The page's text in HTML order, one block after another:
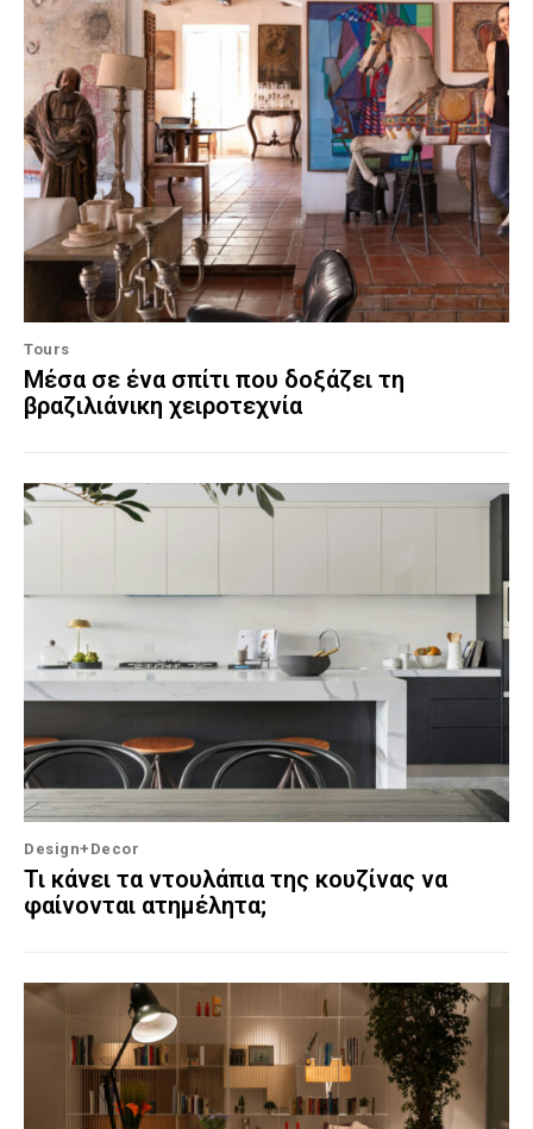
Tours
Μέσα σε ένα σπίτι που δοξάζει τη
βραζιλιάνικη χειροτεχνία
Design+Decor
Τι κάνει τα ντουλάπια της κουζίνας να
φαίνονται ατημέλητα;